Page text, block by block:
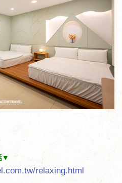
▼
relaxing.html